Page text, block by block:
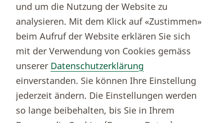
und um die Nutzung der Website zu
analysieren. Mit dem Klick auf «Zustimmen»
beim Aufruf der Website erklären Sie sich
mit der Verwendung von Cookies gemäss
unserer Datenschutzerklärung
einverstanden. Sie können Ihre Einstellung
jederzeit ändern. Die Einstellungen werden
so lange beibehalten, bis Sie in Ihrem